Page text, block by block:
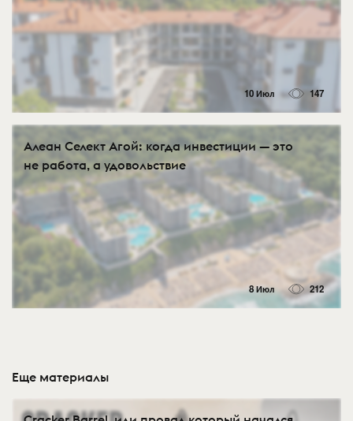
10 Июл 147
Алеан Селект Агой: когда инвестиции — это
не работа, а удовольствие
8 Июл 212
Еще материалы